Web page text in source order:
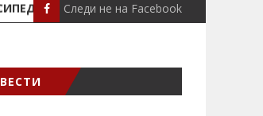
МАКЕДОНИЈА
Следи не на Facebook